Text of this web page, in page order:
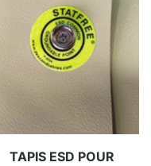
TAPIS ESD POUR